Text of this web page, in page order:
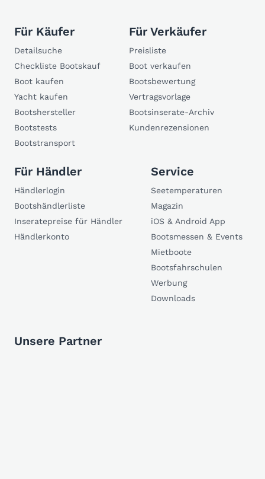
Für Käufer
Detailsuche
Checkliste Bootskauf
Boot kaufen
Yacht kaufen
Bootshersteller
Bootstests
Bootstransport
Für Verkäufer
Preisliste
Boot verkaufen
Bootsbewertung
Vertragsvorlage
Bootsinserate-Archiv
Kundenrezensionen
Für Händler
Händlerlogin
Bootshändlerliste
Inseratepreise für Händler
Händlerkonto
Service
Seetemperaturen
Magazin
iOS & Android App
Bootsmessen & Events
Mietboote
Bootsfahrschulen
Werbung
Downloads
Unsere Partner